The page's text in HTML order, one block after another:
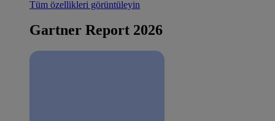
Tüm özellikleri görüntüleyin
Gartner Report 2026